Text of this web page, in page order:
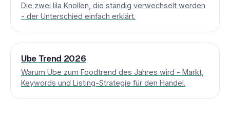
Die zwei lila Knollen, die ständig verwechselt werden
- der Unterschied einfach erklärt.
Ube Trend 2026
Warum Ube zum Foodtrend des Jahres wird - Markt,
Keywords und Listing-Strategie für den Handel.